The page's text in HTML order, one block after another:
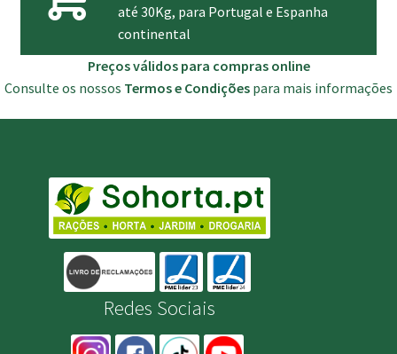
até 30Kg, para Portugal e Espanha
continental
Preços válidos para compras online
Consulte os nossos Termos e Condições para mais informações
Redes Sociais